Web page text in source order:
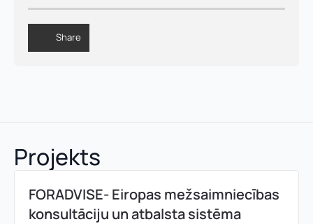
Share
Projekts
FORADVISE- Eiropas mežsaimniecības
konsultāciju un atbalsta sistēma